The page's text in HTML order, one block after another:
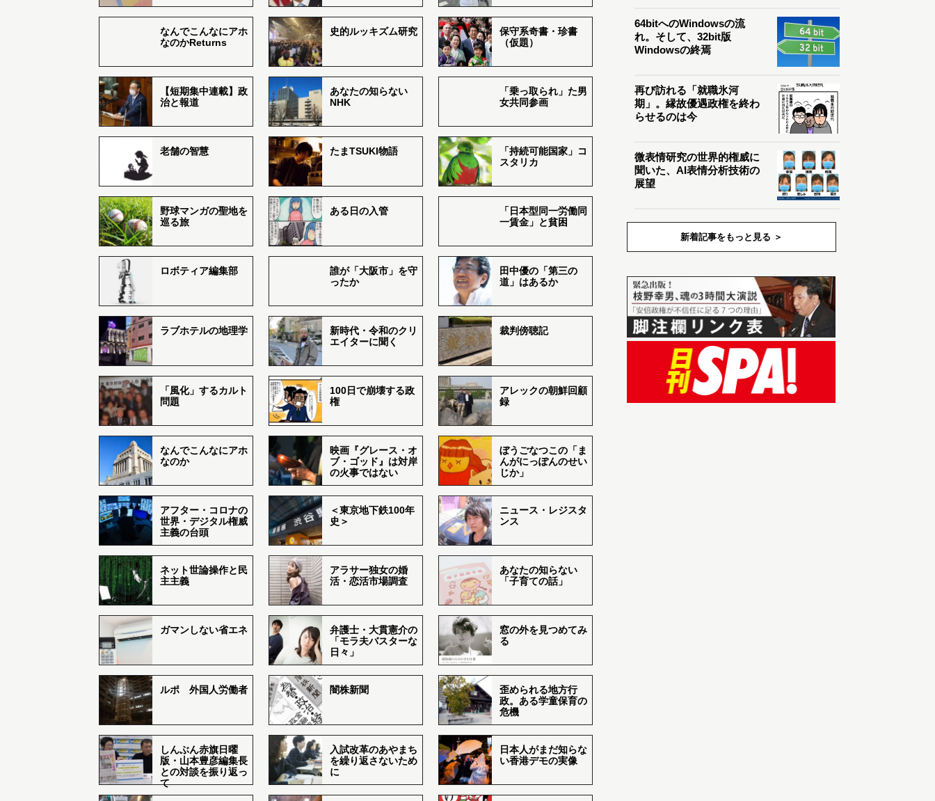
なんでこんなにアホ
なのかReturns
史的ルッキズム研究
保守系奇書・珍書
（仮題）
【短期集中連載】政
治と報道
あなたの知らない
NHK
「乗っ取られ」た男
女共同参画
老舗の智慧 たまTSUKI物語
「持続可能国家」コ
スタリカ
野球マンガの聖地を
巡る旅
ある日の入管
「日本型同一労働同
一賃金」と貧困
ロボティア編集部
誰が「大阪市」を守
ったか
田中優の「第三の
道」はあるか
ラブホテルの地理学
新時代・令和のクリ
エイターに聞く
裁判傍聴記
「風化」するカルト
問題
100日で崩壊する政
権
アレックの朝鮮回顧
録
なんでこんなにアホ
なのか
映画『グレース・オ
ブ・ゴッド』は対岸
の火事ではない
ぼうごなつこの「ま
んがにっぽんのせい
じか」
アフター・コロナの
世界・デジタル権威
主義の台頭
＜東京地下鉄100年
史＞
ニュース・レジスタ
ンス
ネット世論操作と民
主主義
アラサー独女の婚
活・恋活市場調査
あなたの知らない
「子育ての話」
ガマンしない省エネ
弁護士・大貫憲介の
「モラ夫バスターな
日々」
窓の外を見つめてみ
る
ルポ 外国人労働者 闇株新聞
歪められる地方行
政。ある学童保育の
危機
しんぶん赤旗日曜
版・山本豊彦編集長
との対談を振り返っ
て
入試改革のあやまち
を繰り返さないため
に
日本人がまだ知らな
い香港デモの実像
64bitへのWindowsの流
れ。そして、32bit版
Windowsの終焉
再び訪れる「就職氷河
期」。縁故優遇政権を終わ
らせるのは今
微表情研究の世界的権威に
聞いた、AI表情分析技術の
展望
新着記事をもっと見る